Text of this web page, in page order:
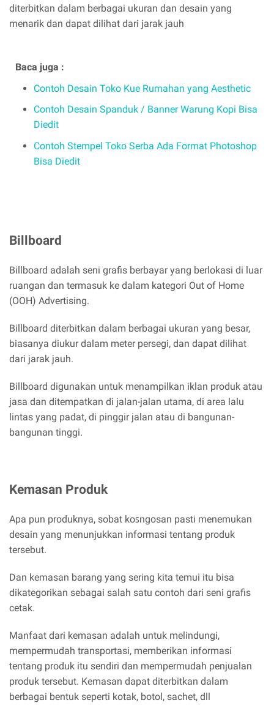
diterbitkan dalam berbagai ukuran dan desain yang
menarik dan dapat dilihat dari jarak jauh
Baca juga :
Contoh Desain Toko Kue Rumahan yang Aesthetic
Contoh Desain Spanduk / Banner Warung Kopi Bisa
Diedit
Contoh Stempel Toko Serba Ada Format Photoshop
Bisa Diedit
Billboard
Billboard adalah seni grafis berbayar yang berlokasi di luar
ruangan dan termasuk ke dalam kategori Out of Home
(OOH) Advertising.
Billboard diterbitkan dalam berbagai ukuran yang besar,
biasanya diukur dalam meter persegi, dan dapat dilihat
dari jarak jauh.
Billboard digunakan untuk menampilkan iklan produk atau
jasa dan ditempatkan di jalan-jalan utama, di area lalu
lintas yang padat, di pinggir jalan atau di bangunan-
bangunan tinggi.
Kemasan Produk
Apa pun produknya, sobat koꜱngosan pasti menemukan
desain yang menunjukkan informasi tentang produk
tersebut.
Dan kemasan barang yang sering kita temui itu bisa
dikategorikan sebagai salah satu contoh dari seni grafis
cetak.
Manfaat dari kemasan adalah untuk melindungi,
mempermudah transportasi, memberikan informasi
tentang produk itu sendiri dan mempermudah penjualan
produk tersebut. Kemasan dapat diterbitkan dalam
berbagai bentuk seperti kotak, botol, sachet, dll